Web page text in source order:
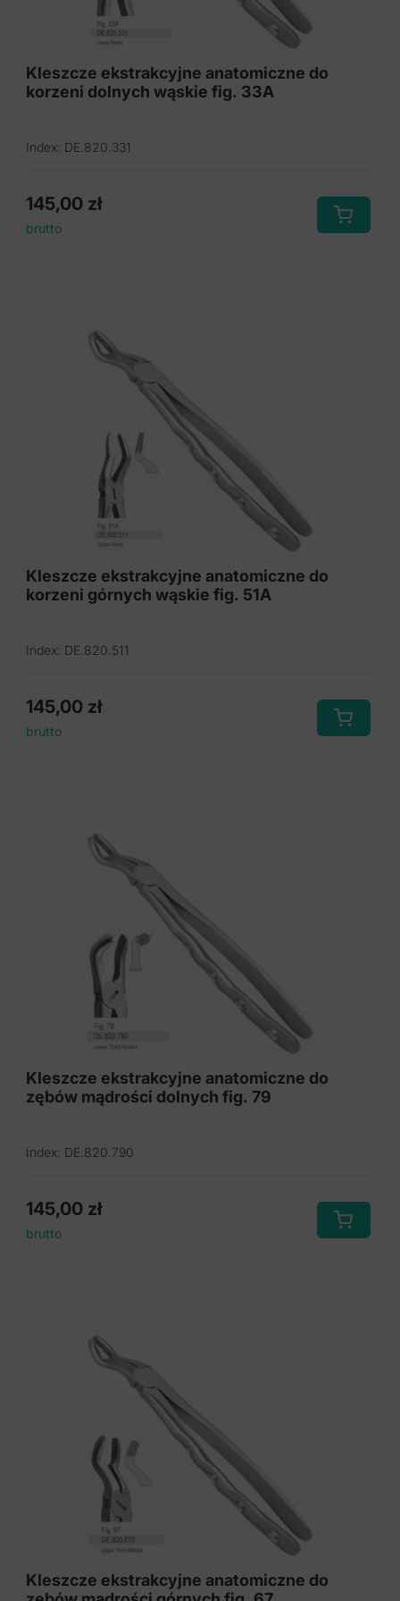
Zestawy instrumentów ekstrakcyjnych
Strzykawki
Europejski
Kleszcze ekstrakcyjne Routurier
Kleszcze ekstrakcyjne mod. amerykański
Power-Grip Kleszcze ekstrakcyjne
Kleszcze ekstrakcyjne tytanowe
Kleszcze ekstrakcyjne
Kleszcze ekstrakcyjne mod. Atraumatyczny
Syndesmotomy
Century-Line Dźwignie
Century-Line Zestawy dźwigni
Pensety
Kleszcze ekstrakcyjne anatomiczne do
korzeni dolnych wąskie fig. 33A
Index: DE.820.331
145,00 zł
brutto
Kleszcze ekstrakcyjne anatomiczne do
korzeni górnych wąskie fig. 51A
Index: DE.820.511
145,00 zł
brutto
Kleszcze ekstrakcyjne anatomiczne do
zębów mądrości dolnych fig. 79
Index: DE.820.790
145,00 zł
brutto
Kleszcze ekstrakcyjne anatomiczne do